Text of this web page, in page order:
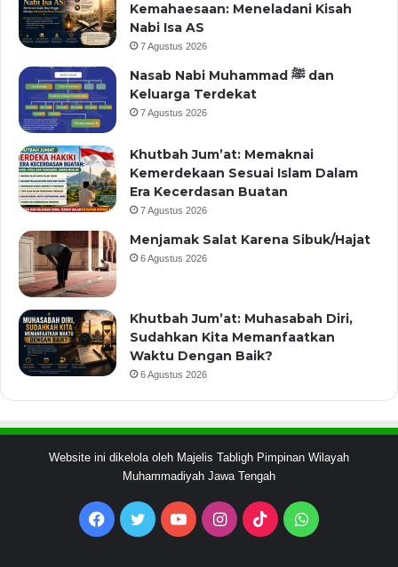
Kemahaesaan: Meneladani Kisah
Nabi Isa AS
7 Agustus 2026
Nasab Nabi Muhammad ﷺ dan
Keluarga Terdekat
7 Agustus 2026
Khutbah Jum’at: Memaknai
Kemerdekaan Sesuai Islam Dalam
Era Kecerdasan Buatan
7 Agustus 2026
Menjamak Salat Karena Sibuk/Hajat
6 Agustus 2026
Khutbah Jum’at: Muhasabah Diri,
Sudahkan Kita Memanfaatkan
Waktu Dengan Baik?
6 Agustus 2026
Website ini dikelola oleh Majelis Tabligh Pimpinan Wilayah
Muhammadiyah Jawa Tengah
Facebook
Twitter YouTubeInstagram
TikTokWhatsApp